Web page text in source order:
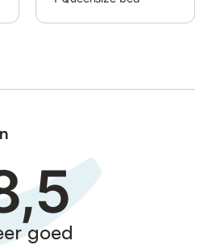
goed